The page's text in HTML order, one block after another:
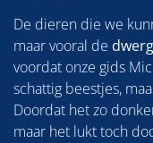
De dieren die we
maar vooral de dwerg
voordat onze gids
schattig beestjes,
Doordat het zo
maar het lukt toch